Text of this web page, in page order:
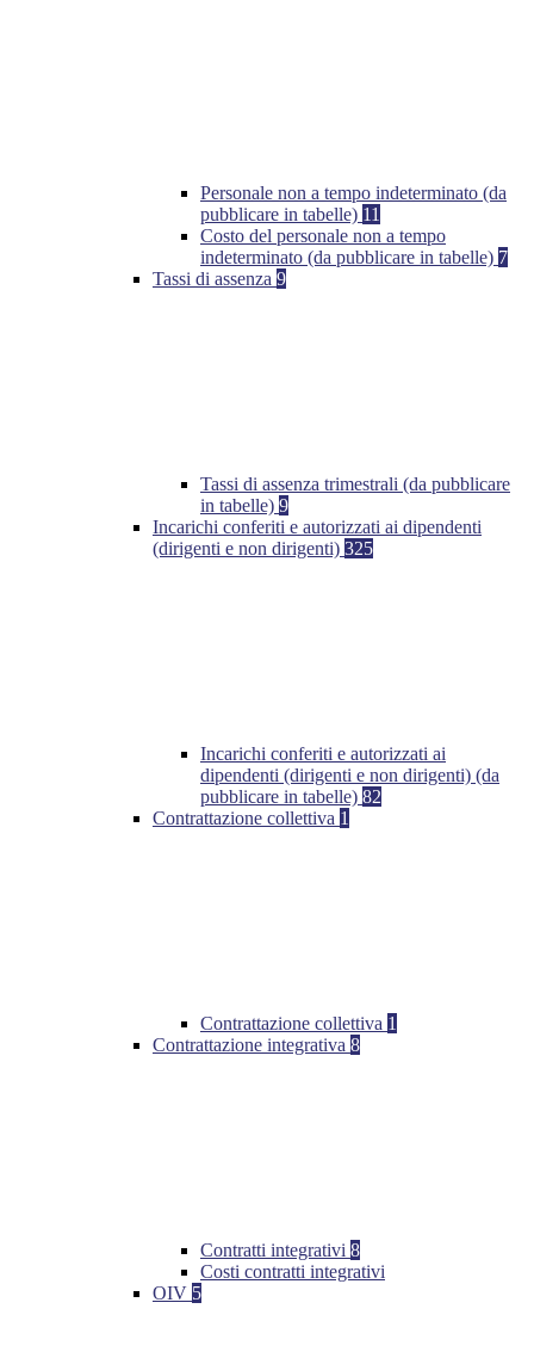
Personale non a tempo indeterminato (da
pubblicare in tabelle) 11
Costo del personale non a tempo
indeterminato (da pubblicare in tabelle) 7
Tassi di assenza 9
Tassi di assenza trimestrali (da pubblicare
in tabelle) 9
Incarichi conferiti e autorizzati ai dipendenti
(dirigenti e non dirigenti) 325
Incarichi conferiti e autorizzati ai
dipendenti (dirigenti e non dirigenti) (da
pubblicare in tabelle) 82
Contrattazione collettiva 1
Contrattazione collettiva 1
Contrattazione integrativa 8
Contratti integrativi 8
Costi contratti integrativi
OIV 5